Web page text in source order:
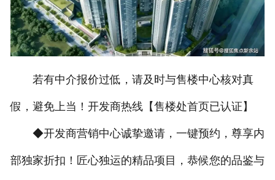
若有中介报价过低，请及时与售楼中心核对真
假，避免上当！开发商热线【售楼处首页已认证】
◆开发商营销中心诚挚邀请，一键预约，尊享内
部独家折扣！匠心独运的精品项目，恭候您的品鉴与